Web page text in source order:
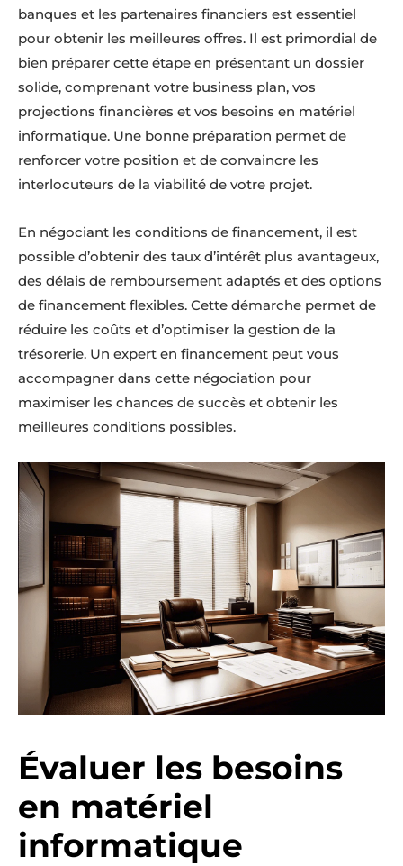
banques et les partenaires financiers est essentiel
pour obtenir les meilleures offres. Il est primordial de
bien préparer cette étape en présentant un dossier
solide, comprenant votre business plan, vos
projections financières et vos besoins en matériel
informatique. Une bonne préparation permet de
renforcer votre position et de convaincre les
interlocuteurs de la viabilité de votre projet.
En négociant les conditions de financement, il est
possible d’obtenir des taux d’intérêt plus avantageux,
des délais de remboursement adaptés et des options
de financement flexibles. Cette démarche permet de
réduire les coûts et d’optimiser la gestion de la
trésorerie. Un expert en financement peut vous
accompagner dans cette négociation pour
maximiser les chances de succès et obtenir les
meilleures conditions possibles.
Évaluer les besoins
en matériel
informatique